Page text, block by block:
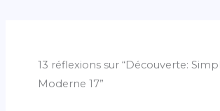
13 réflexions sur “Découverte:
Moderne 17”